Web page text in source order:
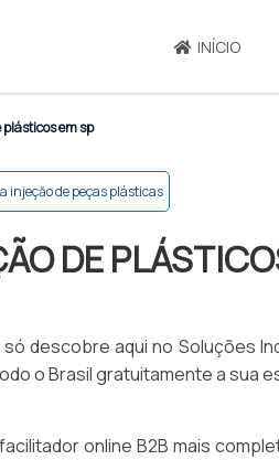
INÍCIO
em sp
injeçăo de peças plásticas
DE
descobre aqui no Soluções
o Brasil gratuitamente a sua
online B2B mais